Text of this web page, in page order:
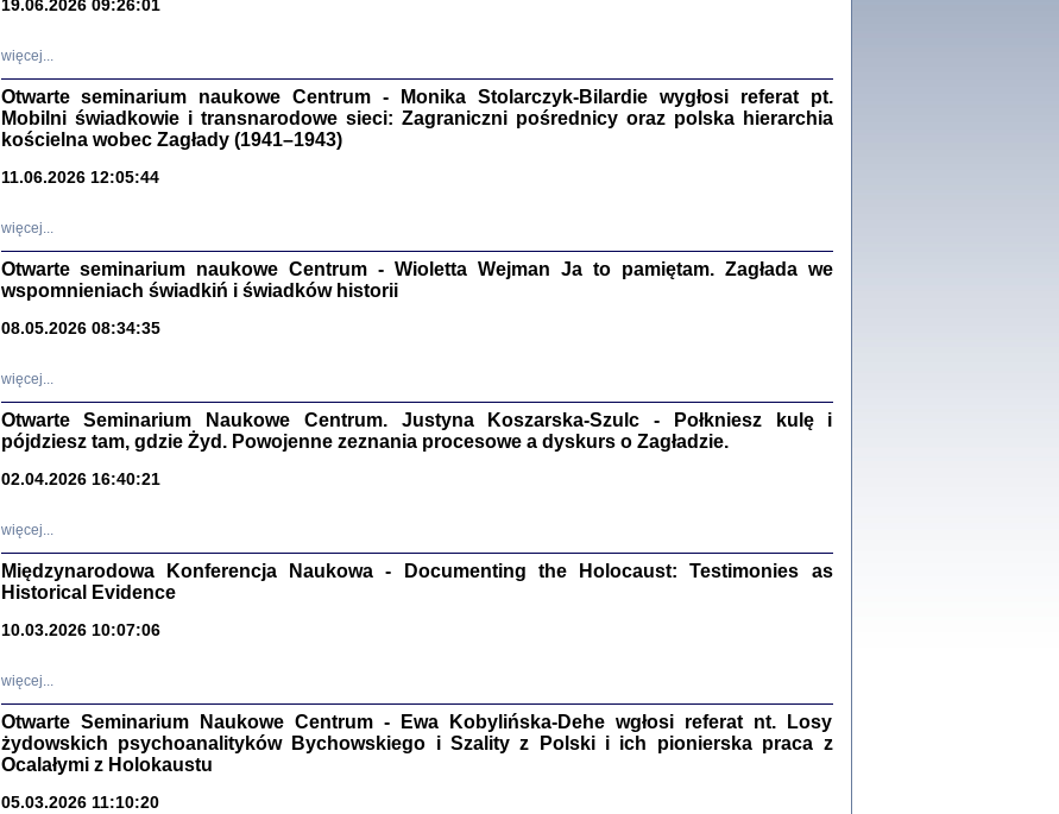
oprac. Aleksandra Bańkowska
Warszawa 2022
oprac. Aleksandra Bańkowska, wstęp Jacek Leociak
Warszawa 2021
Studia i Materiały
nr 17, R. 2021
NIE WIEMY CO PRZYNIESIE NAM KOLEJNA GODZINA ...
Dziennik pisany w ukryciu w latach 1943-1944
19.06.2026 09:26:01
więcej...
Otwarte seminarium naukowe Centrum - Monika Stolarczyk-Bilardie wygłosi referat pt.
Mobilni świadkowie i transnarodowe sieci: Zagraniczni pośrednicy oraz polska hierarchia
kościelna wobec Zagłady (1941–1943)
11.06.2026 12:05:44
więcej...
Otwarte seminarium naukowe Centrum - Wioletta Wejman Ja to pamiętam. Zagłada we
wspomnieniach świadkiń i świadków historii
08.05.2026 08:34:35
więcej...
Otwarte Seminarium Naukowe Centrum. Justyna Koszarska-Szulc - Połkniesz kulę i
pójdziesz tam, gdzie Żyd. Powojenne zeznania procesowe a dyskurs o Zagładzie.
02.04.2026 16:40:21
więcej...
Międzynarodowa Konferencja Naukowa - Documenting the Holocaust: Testimonies as
Historical Evidence
10.03.2026 10:07:06
więcej...
Otwarte Seminarium Naukowe Centrum - Ewa Kobylińska-Dehe wgłosi referat nt. Losy
żydowskich psychoanalityków Bychowskiego i Szality z Polski i ich pionierska praca z
Ocalałymi z Holokaustu
05.03.2026 11:10:20